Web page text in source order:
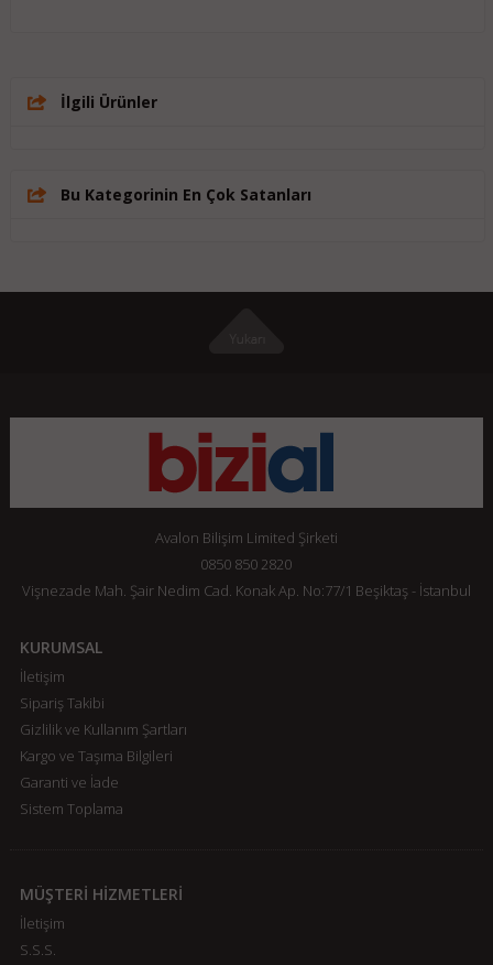
İlgili Ürünler
Bu Kategorinin En Çok Satanları
Avalon Bilişim Limited Şirketi
0850 850 2820
Vişnezade Mah. Şair Nedim Cad. Konak Ap. No:77/1 Beşiktaş - İstanbul
KURUMSAL
İletişim
Sipariş Takibi
Gizlilik ve Kullanım Şartları
Kargo ve Taşıma Bilgileri
Garanti ve İade
Sistem Toplama
MÜŞTERİ HİZMETLERİ
İletişim
S.S.S.